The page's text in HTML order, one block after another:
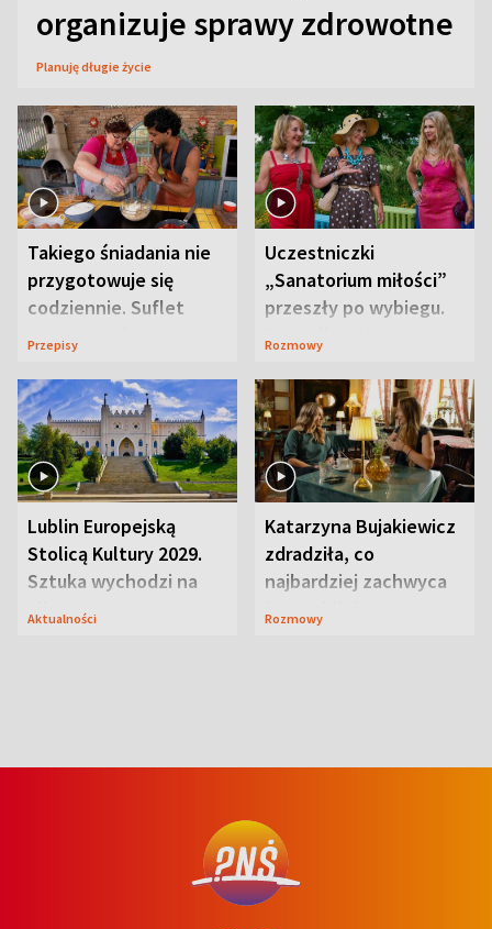
organizuje sprawy zdrowotne
Planuję długie życie
Takiego śniadania nie
przygotowuje się
codziennie. Suflet
serowy zachwyca
Przepisy
Uczestniczki
„Sanatorium miłości”
przeszły po wybiegu.
Te stylizacje
Rozmowy
Lublin Europejską
Stolicą Kultury 2029.
Sztuka wychodzi na
ulice
Aktualności
Katarzyna Bujakiewicz
zdradziła, co
najbardziej zachwyca
ją w Lublinie
Rozmowy